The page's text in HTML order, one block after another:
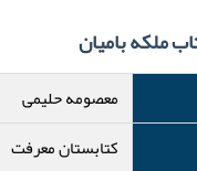
ملکه بامیان
معصومه حلیمی
کتابستان معرفت